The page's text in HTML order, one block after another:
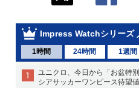
Impress Watchシリーズ
1時間 24時間 1週間
ユニクロ、今日から「お盆特
シアサッカーワンピース待望